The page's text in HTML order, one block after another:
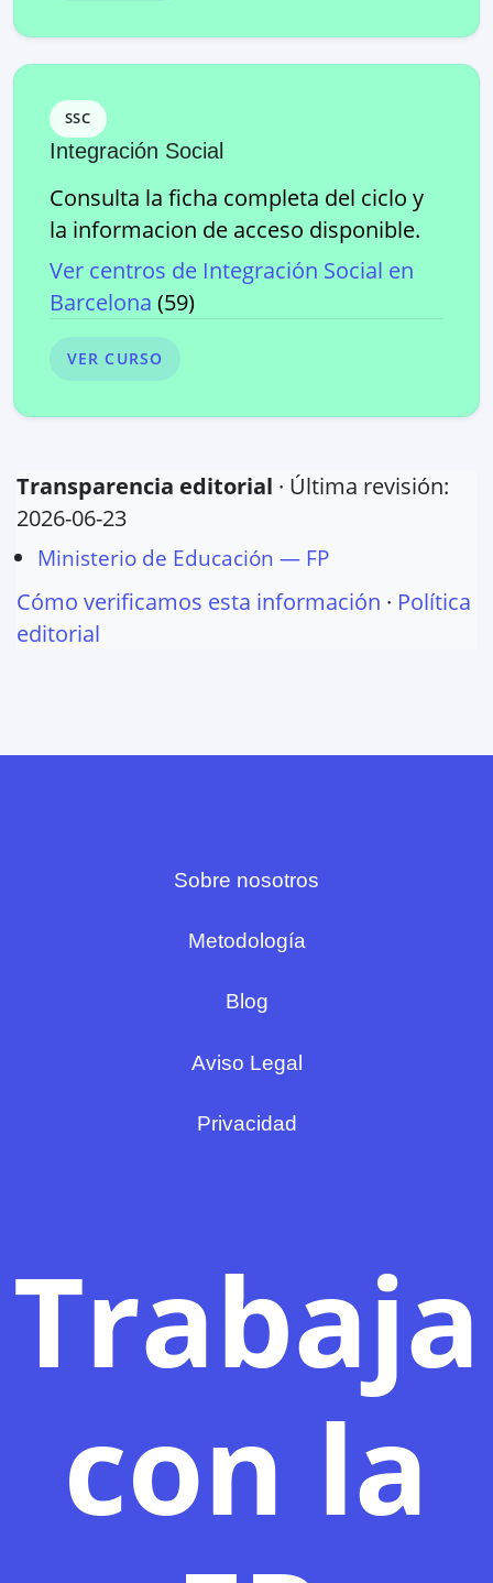
SSC
Integración Social
Consulta la ficha completa del ciclo y
la informacion de acceso disponible.
Ver centros de Integración Social en
Barcelona (59)
VER CURSO
Transparencia editorial · Última revisión:
2026-06-23
Ministerio de Educación — FP
Cómo verificamos esta información · Política
editorial
Sobre nosotros
Metodología
Blog
Aviso Legal
Privacidad
Trabaja
con la